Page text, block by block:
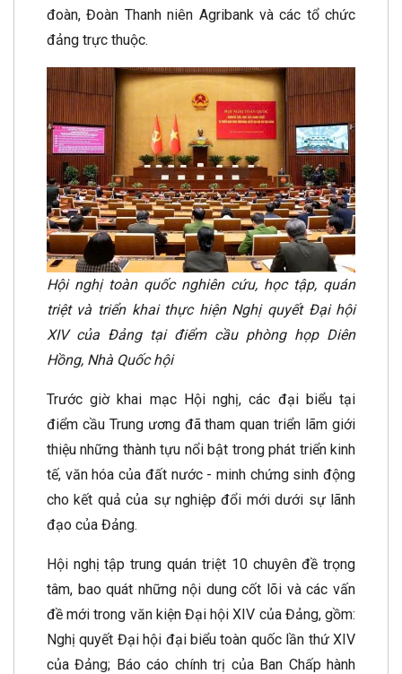
đoàn, Đoàn Thanh niên Agribank và các tổ chức
đảng trực thuộc.
Hội nghị toàn quốc nghiên cứu, học tập, quán
triệt và triển khai thực hiện Nghị quyết Đại hội
XIV của Đảng tại điểm cầu phòng họp Diên
Hồng, Nhà Quốc hội
Trước giờ khai mạc Hội nghị, các đại biểu tại
điểm cầu Trung ương đã tham quan triển lãm giới
thiệu những thành tựu nổi bật trong phát triển kinh
tế, văn hóa của đất nước - minh chứng sinh động
cho kết quả của sự nghiệp đổi mới dưới sự lãnh
đạo của Đảng.
Hội nghị tập trung quán triệt 10 chuyên đề trọng
tâm, bao quát những nội dung cốt lõi và các vấn
đề mới trong văn kiện Đại hội XIV của Đảng, gồm:
Nghị quyết Đại hội đại biểu toàn quốc lần thứ XIV
của Đảng; Báo cáo chính trị của Ban Chấp hành